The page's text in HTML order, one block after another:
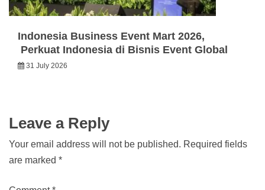
Indonesia Business Event Mart 2026,
Perkuat Indonesia di Bisnis Event Global
31 July 2026
Leave a Reply
Your email address will not be published. Required fields
are marked *